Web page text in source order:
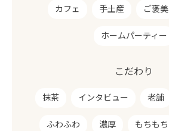
カフェ 手土産 ご褒美
ホームパーティー
こだわり
抹茶 インタビュー 老舗
ふわふわ 濃厚 もちもち